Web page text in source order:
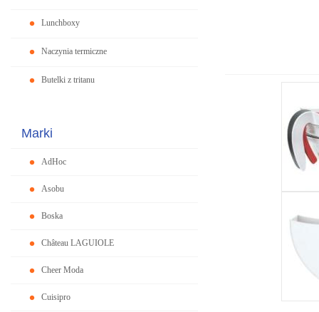
Lunchboxy
Naczynia termiczne
Butelki z tritanu
Marki
AdHoc
Asobu
Boska
Château LAGUIOLE
Cheer Moda
Cuisipro